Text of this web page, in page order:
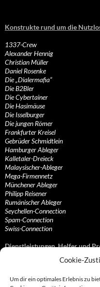
Cookie-
Um dir ein optimales Erlebnis zu
Konstrukte rund um die
1337-Crew
Alexander Hennig
Christian Müller
Daniel Rosenke
Die „Dialermafia“
Die B2Bler
Die Cybertainer
Die Hasimäuse
Die Isselburger
Die jungen Römer
Frankfurter Kreisel
Gebrüder Schmidtlein
Hamburger Ableger
Kalletaler-Dreieck
Malaysischer-Ableger
Mega-Firmennetz
Münchener Ableger
Philipp Reisener
Rumänischer Ableger
Seychellen-Connection
Spam-Connection
Swiss-Connection
Dienstleistungen, Helfer und
Anonymisierungsdienste, VPN-
Bezahlsysteme,